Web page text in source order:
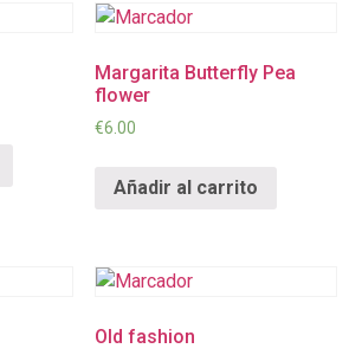
Margarita Butterfly Pea
flower
€6.00
Añadir al carrito
Old fashion